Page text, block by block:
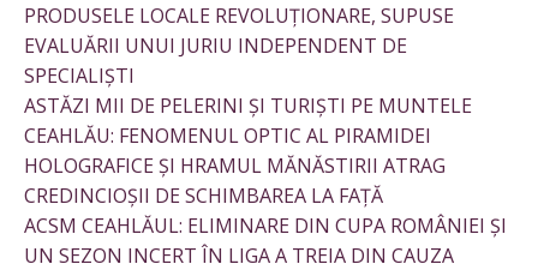
PRODUSELE LOCALE REVOLUȚIONARE, SUPUSE
EVALUĂRII UNUI JURIU INDEPENDENT DE
SPECIALIȘTI
ASTĂZI MII DE PELERINI ȘI TURIȘTI PE MUNTELE
CEAHLĂU: FENOMENUL OPTIC AL PIRAMIDEI
HOLOGRAFICE ȘI HRAMUL MĂNĂSTIRII ATRAG
CREDINCIOȘII DE SCHIMBAREA LA FAȚĂ
ACSM CEAHLĂUL: ELIMINARE DIN CUPA ROMÂNIEI ȘI
UN SEZON INCERT ÎN LIGA A TREIA DIN CAUZA